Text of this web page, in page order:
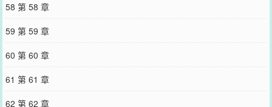
58 第 58 章
59 第 59 章
60 第 60 章
61 第 61 章
62 第 62 章